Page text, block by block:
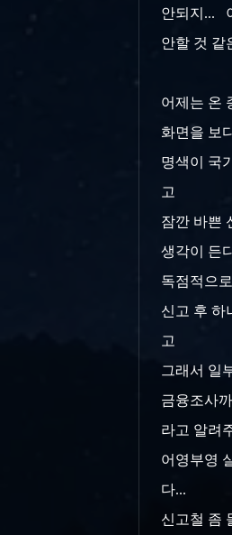
안되지...
안할 것 같
어제는 온
화면을 보
명색이 국
고
잠깐 바쁜
생각이 든
독점적으
신고 후 하
고
그래서 일
금융조사
라고 알려
어영부영
다...
신고철 좀